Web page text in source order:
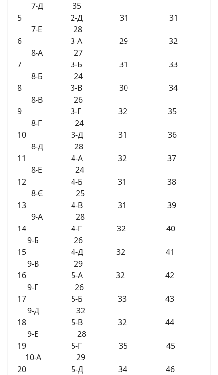
7-Д 35
5 2-Д 31 31
7-Е 28
6 3-А 29 32
8-А 27
7 3-Б 31 33
8-Б 24
8 3-В 30 34
8-В 26
9 3-Г 32 35
8-Г 24
10 3-Д 31 36
8-Д 28
11 4-А 32 37
8-Е 24
12 4-Б 31 38
8-Є 25
13 4-В 31 39
9-А 28
14 4-Г 32 40
9-Б 26
15 4-Д 32 41
9-В 29
16 5-А 32 42
9-Г 26
17 5-Б 33 43
9-Д 32
18 5-В 32 44
9-Е 28
19 5-Г 35 45
10-А 29
20 5-Д 34 46